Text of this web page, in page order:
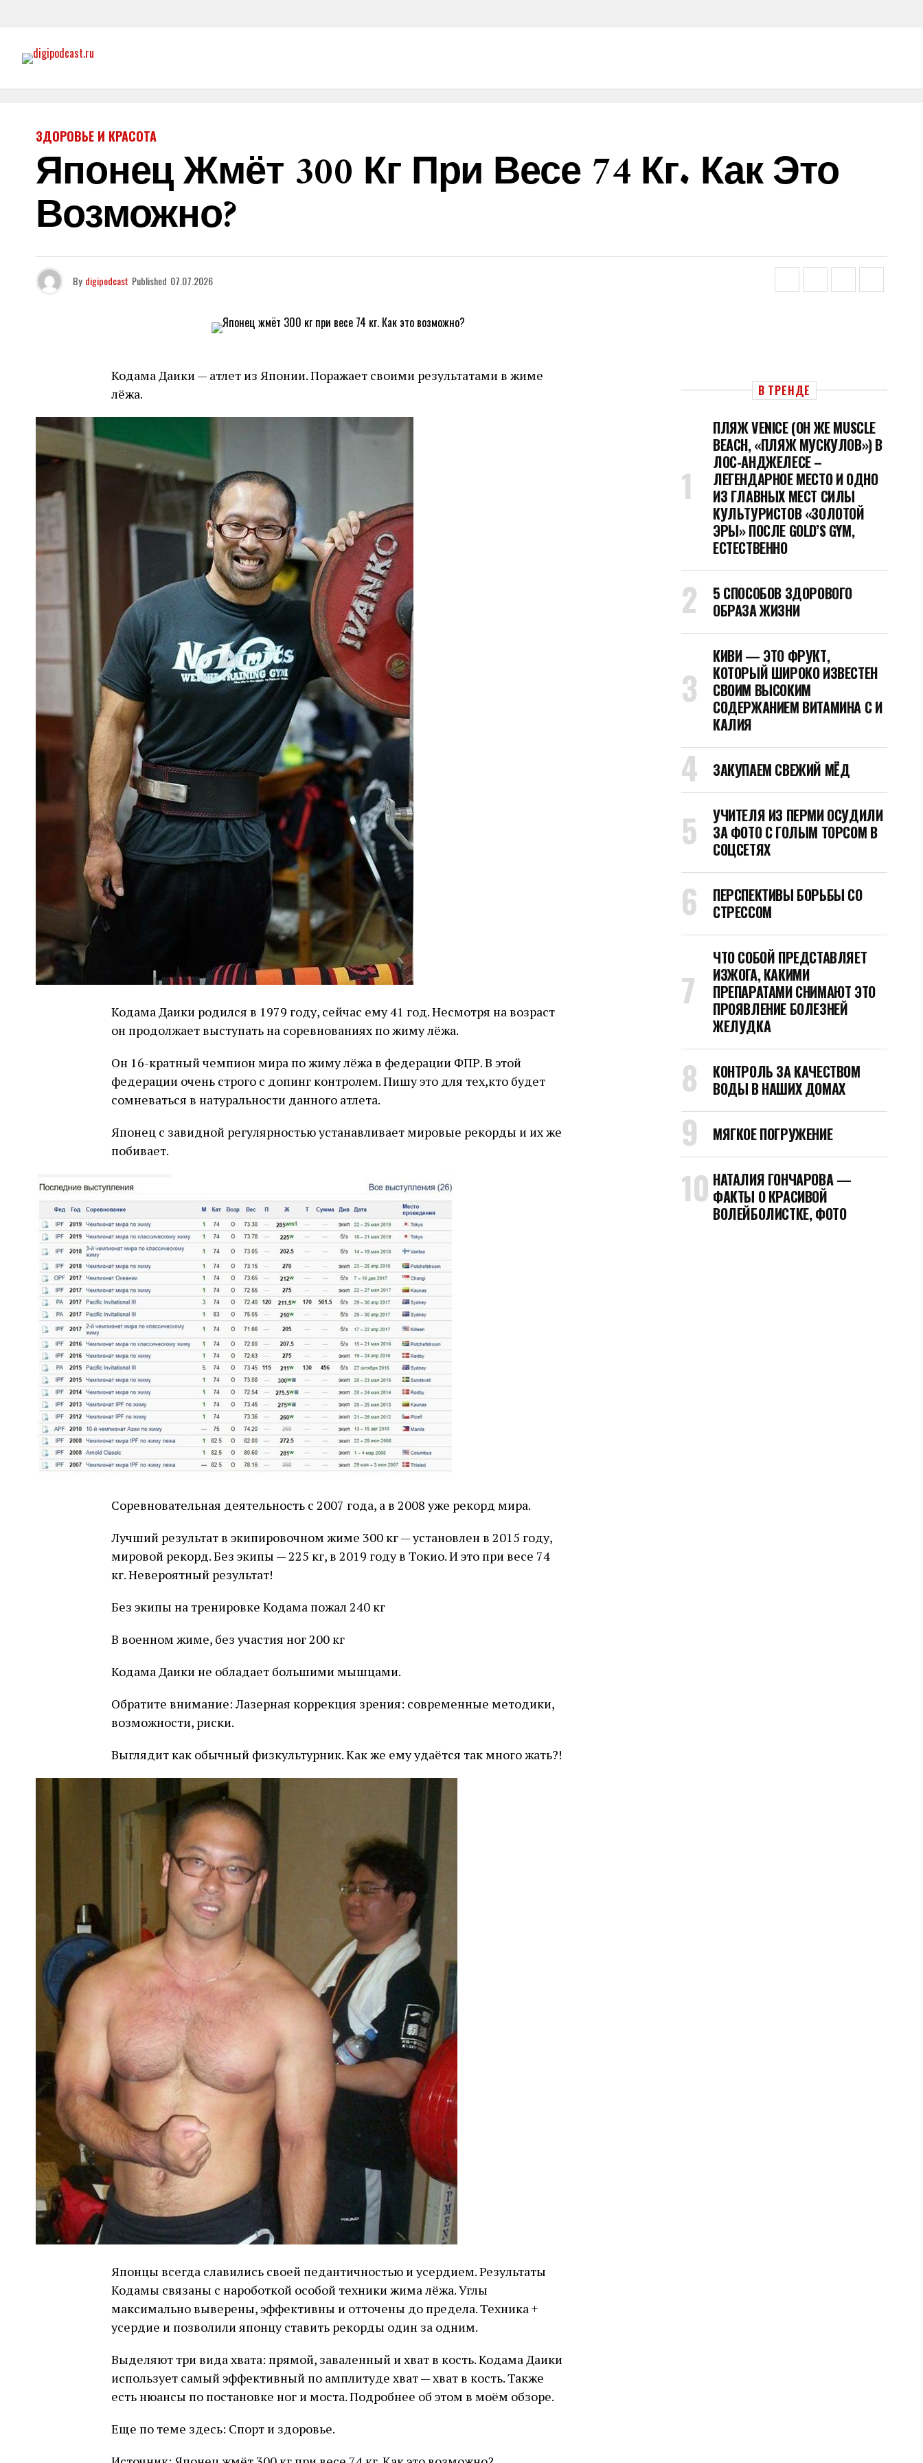
ЗДОРОВЬЕ И КРАСОТА
Японец Жмёт 300 Кг При Весе 74 Кг. Как Это
Возможно?
By digipodcast Published 07.07.2026
Кодама Даики — атлет из Японии. Поражает своими результатами в жиме
лёжа.
Кодама Даики родился в 1979 году, сейчас ему 41 год. Несмотря на возраст
он продолжает выступать на соревнованиях по жиму лёжа.
Он 16-кратный чемпион мира по жиму лёжа в федерации ФПР. В этой
федерации очень строго с допинг контролем. Пишу это для тех,кто будет
сомневаться в натуральности данного атлета.
Японец с завидной регулярностью устанавливает мировые рекорды и их же
побивает.
Соревновательная деятельность с 2007 года, а в 2008 уже рекорд мира.
Лучший результат в экипировочном жиме 300 кг — установлен в 2015 году,
мировой рекорд. Без экипы — 225 кг, в 2019 году в Токио. И это при весе 74
кг. Невероятный результат!
Без экипы на тренировке Кодама пожал 240 кг
В военном жиме, без участия ног 200 кг
Кодама Даики не обладает большими мышцами.
Обратите внимание: Лазерная коррекция зрения: современные методики,
возможности, риски.
Выглядит как обычный физкультурник. Как же ему удаётся так много жать?!
Японцы всегда славились своей педантичностью и усердием. Результаты
Кодамы связаны с нароботкой особой техники жима лёжа. Углы
максимально выверены, эффективны и отточены до предела. Техника +
усердие и позволили японцу ставить рекорды один за одним.
Выделяют три вида хвата: прямой, заваленный и хват в кость. Кодама Даики
использует самый эффективный по амплитуде хват — хват в кость. Также
есть нюансы по постановке ног и моста. Подробнее об этом в моём обзоре.
Еще по теме здесь: Спорт и здоровье.
В ТРЕНДЕ
ПЛЯЖ VENICE (ОН ЖЕ MUSCLE
BEACH, «ПЛЯЖ МУСКУЛОВ») В
ЛОС-АНДЖЕЛЕСЕ –
ЛЕГЕНДАРНОЕ МЕСТО И ОДНО
ИЗ ГЛАВНЫХ МЕСТ СИЛЫ
КУЛЬТУРИСТОВ «ЗОЛОТОЙ
ЭРЫ» ПОСЛЕ GOLD’S GYM,
ЕСТЕСТВЕННО
5 СПОСОБОВ ЗДОРОВОГО
ОБРАЗА ЖИЗНИ
КИВИ — ЭТО ФРУКТ,
КОТОРЫЙ ШИРОКО ИЗВЕСТЕН
СВОИМ ВЫСОКИМ
СОДЕРЖАНИЕМ ВИТАМИНА C И
КАЛИЯ
ЗАКУПАЕМ СВЕЖИЙ МЁД
УЧИТЕЛЯ ИЗ ПЕРМИ ОСУДИЛИ
ЗА ФОТО С ГОЛЫМ ТОРСОМ В
СОЦСЕТЯХ
ПЕРСПЕКТИВЫ БОРЬБЫ СО
СТРЕССОМ
ЧТО СОБОЙ ПРЕДСТАВЛЯЕТ
ИЗЖОГА, КАКИМИ
ПРЕПАРАТАМИ СНИМАЮТ ЭТО
ПРОЯВЛЕНИЕ БОЛЕЗНЕЙ
ЖЕЛУДКА
КОНТРОЛЬ ЗА КАЧЕСТВОМ
ВОДЫ В НАШИХ ДОМАХ
МЯГКОЕ ПОГРУЖЕНИЕ
НАТАЛИЯ ГОНЧАРОВА —
ФАКТЫ О КРАСИВОЙ
ВОЛЕЙБОЛИСТКЕ, ФОТО